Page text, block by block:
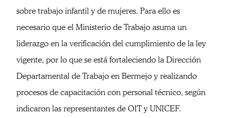
sobre trabajo infantil y de mujeres. Para ello es
necesario que el Ministerio de Trabajo asuma un
liderazgo en la verificación del cumplimiento de la ley
vigente, por lo que se está fortaleciendo la Dirección
Departamental de Trabajo en Bermejo y realizando
procesos de capacitación con personal técnico, según
indicaron las representantes de OIT y UNICEF.